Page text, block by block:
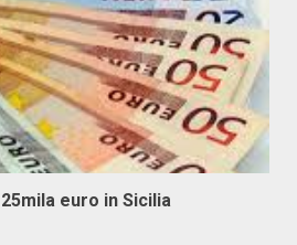
euro in Sicilia